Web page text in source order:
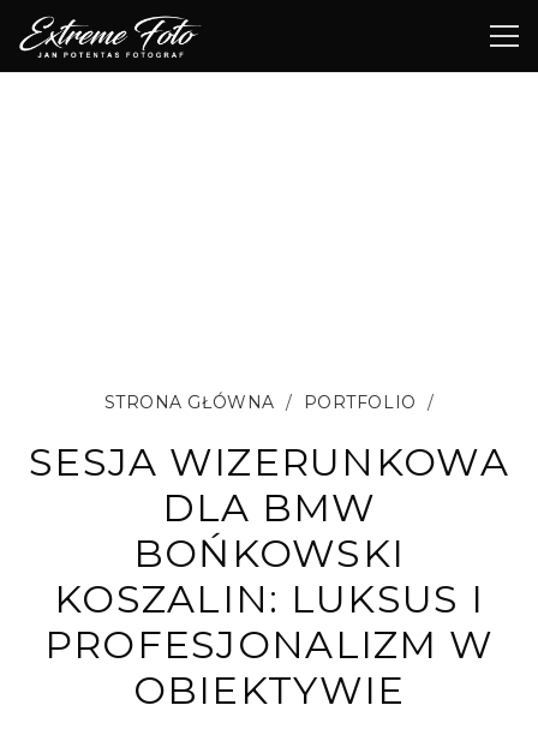
STRONA GŁÓWNA / PORTFOLIO /
SESJA WIZERUNKOWA
DLA BMW
BOŃKOWSKI
KOSZALIN: LUKSUS I
PROFESJONALIZM W
OBIEKTYWIE